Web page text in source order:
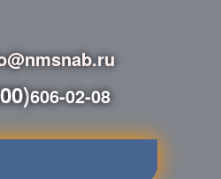
606-02-08